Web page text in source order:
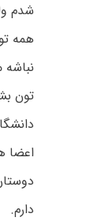
شدم
همه
تون
اعضا
دارم.